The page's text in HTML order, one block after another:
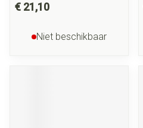
€ 21,10
Niet beschikbaar